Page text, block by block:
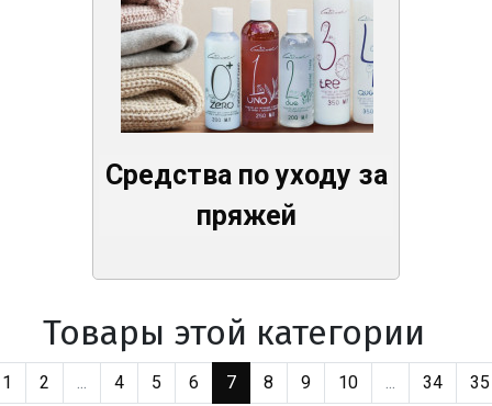
Средства по уходу за
пряжей
Товары этой категории
1 2 ... 4 5 6 7 8 9 10 ... 34 35